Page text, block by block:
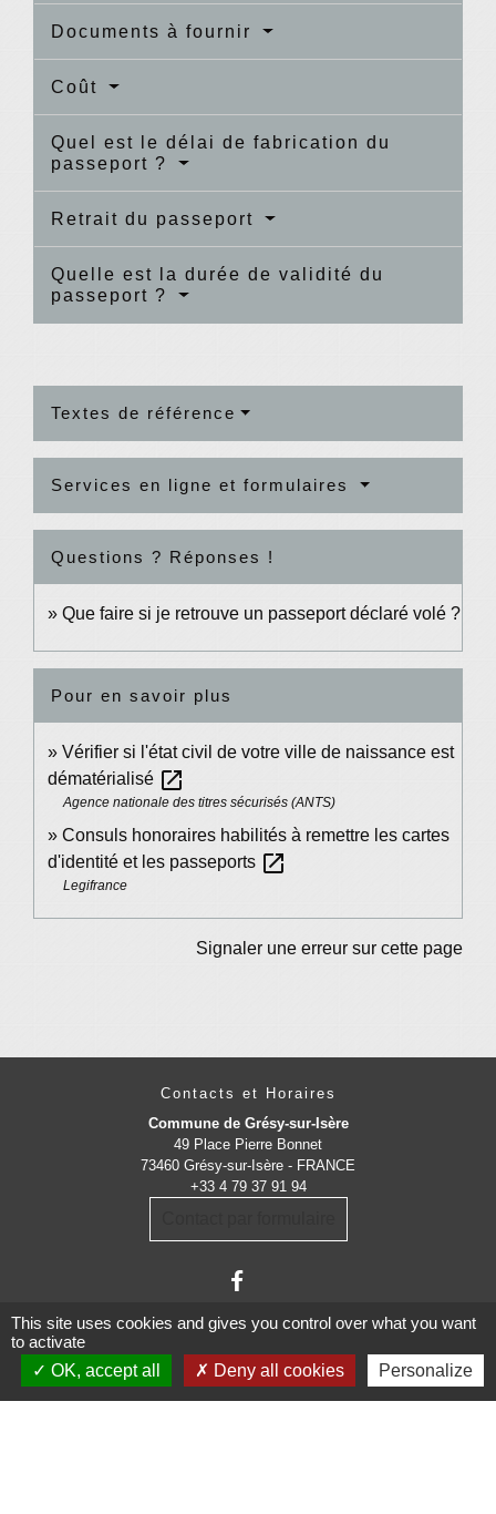
Documents à fournir
Coût
Quel est le délai de fabrication du
passeport ?
Retrait du passeport
Quelle est la durée de validité du
passeport ?
Textes de référence
Services en ligne et formulaires
Questions ? Réponses !
Que faire si je retrouve un passeport déclaré volé ?
Pour en savoir plus
Vérifier si l'état civil de votre ville de naissance est
dématérialisé open_in_new
Agence nationale des titres sécurisés (ANTS)
Consuls honoraires habilités à remettre les cartes
d'identité et les passeports open_in_new
Legifrance
Signaler une erreur sur cette page
Contacts et Horaires
Commune de Grésy-sur-Isère
49 Place Pierre Bonnet
73460 Grésy-sur-Isère - FRANCE
+33 4 79 37 91 94
This site uses cookies and gives you control over what you want
to activate
OK, accept all
Deny all cookies Personalize